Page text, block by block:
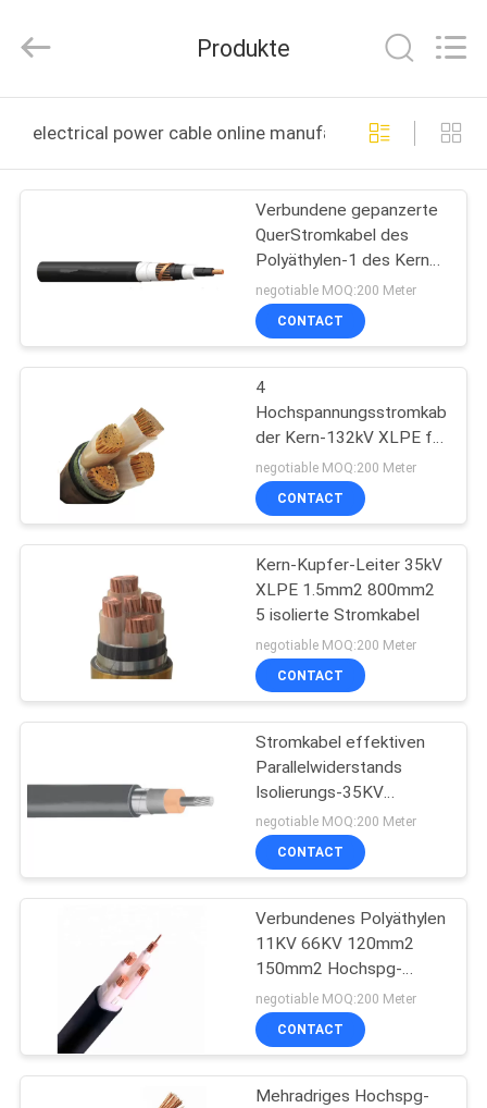
PRODUKTE
ÜBER
UNS
FABRIK-
QUALITÄTSKONTROLLE
TRETEN
VERBINDUNG
FORDERN
SIE
ZITAT
SITEMAP
PRIVACY
POLICY
Management
Services
Rights
Produkte
electrical power cable online manufacture
Verbundene gepanzerte
QuerStromkabel des
Polyäthylen-1 des Kern-
69KV
negotiable MOQ:200 Meter
CONTACT
4
Hochspannungsstromkabel
der Kern-132kV XLPE für
Bau
negotiable MOQ:200 Meter
CONTACT
Kern-Kupfer-Leiter 35kV
XLPE 1.5mm2 800mm2
5 isolierte Stromkabel
negotiable MOQ:200 Meter
CONTACT
Stromkabel effektiven
Parallelwiderstands
Isolierungs-35KV
250mm2 350mm2
Millivolt für
Rückkopplungskreise
negotiable MOQ:200 Meter
CONTACT
Verbundenes Polyäthylen
11KV 66KV 120mm2
150mm2 Hochspg-
QuerStromkabel
negotiable MOQ:200 Meter
CONTACT
Mehradriges Hochspg-